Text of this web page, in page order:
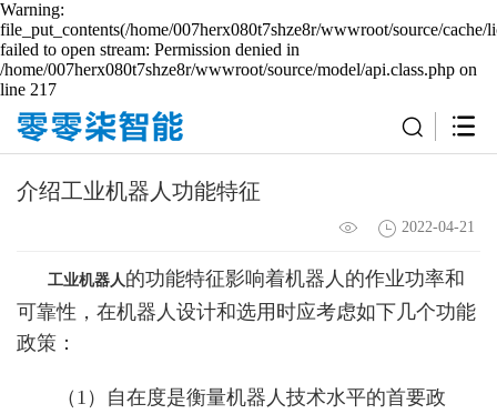
Warning:
file_put_contents(/home/007herx080t7shze8r/wwwroot/source/cache/
failed to open stream: Permission denied in
/home/007herx080t7shze8r/wwwroot/source/model/api.class.php on
line 217
介绍工业机器人功能特征
2022-04-21
工业机器人 的功能特征影响着机器人的作业功率和
可靠性，在机器人设计和选用时应考虑如下几个功能
政策：
（1）自在度是衡量机器人技术水平的首要政